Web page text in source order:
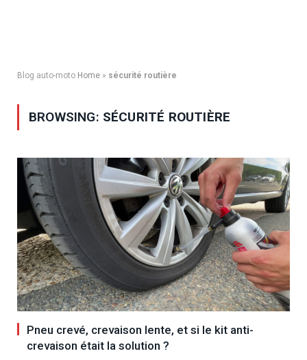
Blog auto-moto Home » sécurité routière
BROWSING: SÉCURITÉ ROUTIÈRE
Pneu crevé, crevaison lente, et si le kit anti-
crevaison était la solution ?